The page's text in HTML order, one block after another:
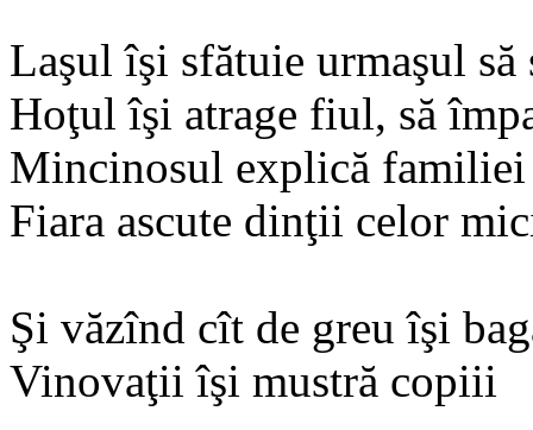
Laşul îşi sfătuie urmaşul să
Hoţul îşi atrage fiul, să
Mincinosul explică
Fiara ascute dinţii celor
Şi văzînd cît de greu îşi
Vinovaţii îşi mustră copiii